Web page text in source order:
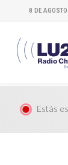
8 DE
Estás